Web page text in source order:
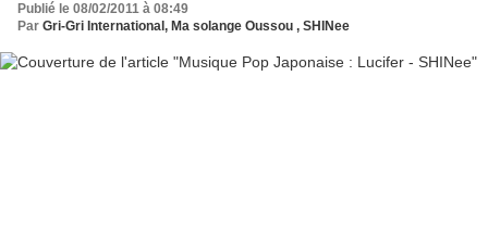
Publié le 08/02/2011 à 08:49
Par Gri-Gri International, Ma solange Oussou , SHINee